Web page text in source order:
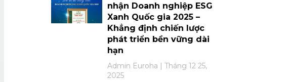
nhận Doanh nghiệp ESG
Xanh Quốc gia 2025 –
Khẳng định chiến lược
phát triển bền vững dài
hạn
Admin Euroha
Tháng 12 25,
2025